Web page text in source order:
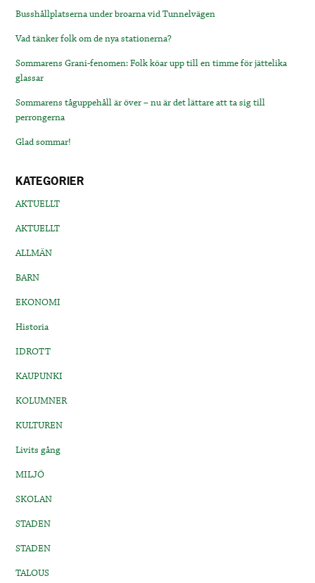
Busshållplatserna under broarna vid Tunnelvägen
Vad tänker folk om de nya stationerna?
Sommarens Grani-fenomen: Folk köar upp till en timme för jättelika
glassar
Sommarens tåguppehåll är över – nu är det lättare att ta sig till
perrongerna
Glad sommar!
KATEGORIER
AKTUELLT
AKTUELLT
ALLMÄN
BARN
EKONOMI
Historia
IDROTT
KAUPUNKI
KOLUMNER
KULTUREN
Livits gång
MILJÖ
SKOLAN
STADEN
STADEN
TALOUS